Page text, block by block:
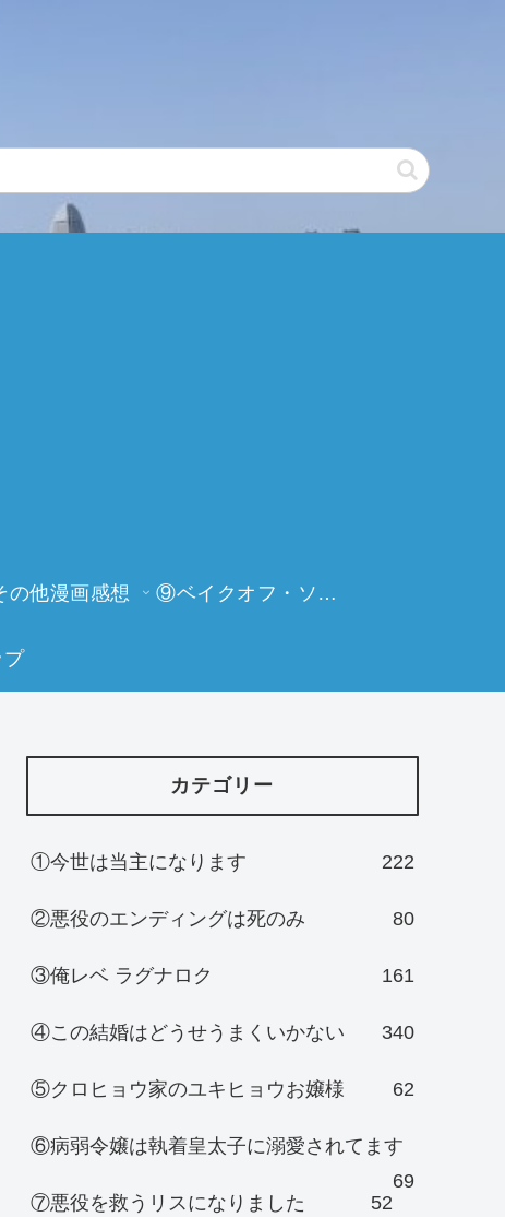
の他漫画感想 ⑨ベイクオフ・ソーイングビー
プ
カテゴリー
①今世は当主になります 222
②悪役のエンディングは死のみ 80
③俺レベ ラグナロク 161
④この結婚はどうせうまくいかない 340
⑤クロヒョウ家のユキヒョウお嬢様 62
⑥病弱令嬢は執着皇太子に溺愛されてます
69
⑦悪役を救うリスになりました
52